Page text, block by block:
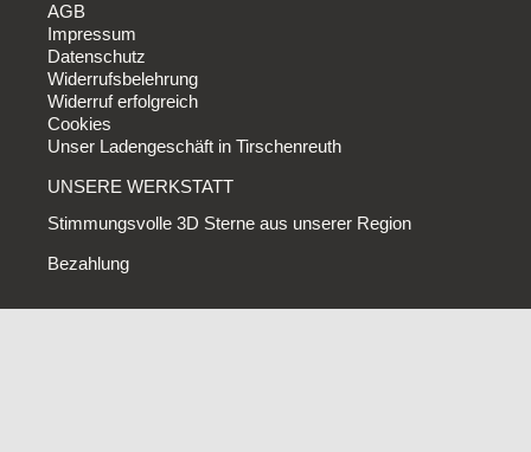
AGB
Impressum
Datenschutz
Widerrufsbelehrung
Widerruf erfolgreich
Cookies
Unser Ladengeschäft in Tirschenreuth
UNSERE WERKSTATT
Stimmungsvolle 3D Sterne aus unserer Region
Bezahlung